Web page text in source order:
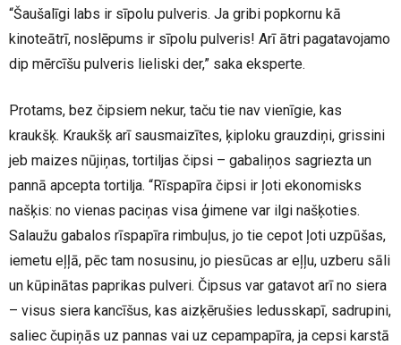
“Šaušalīgi labs ir sīpolu pulveris. Ja gribi popkornu kā
kinoteātrī, noslēpums ir sīpolu pulveris! Arī ātri pagatavojamo
dip mērcīšu pulveris lieliski der,” saka eksperte.
Protams, bez čipsiem nekur, taču tie nav vienīgie, kas
kraukšķ. Kraukšķ arī sausmaizītes, ķiploku grauzdiņi, grissini
jeb maizes nūjiņas, tortiljas čipsi – gabaliņos sagriezta un
pannā apcepta tortilja. “Rīspapīra čipsi ir ļoti ekonomisks
našķis: no vienas paciņas visa ģimene var ilgi našķoties.
Salaužu gabalos rīspapīra rimbuļus, jo tie cepot ļoti uzpūšas,
iemetu eļļā, pēc tam nosusinu, jo piesūcas ar eļļu, uzberu sāli
un kūpinātas paprikas pulveri. Čipsus var gatavot arī no siera
– visus siera kancīšus, kas aizķērušies ledusskapī, sadrupini,
saliec čupiņās uz pannas vai uz cepampapīra, ja cepsi karstā